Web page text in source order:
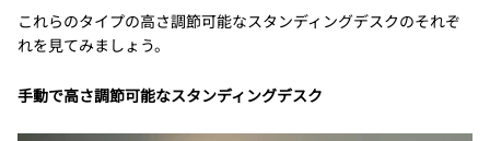
これらのタイプの高さ調節可能なスタンディングデスクのそれぞ
れを見てみましょう。
手動で高さ調節可能なスタンディングデスク